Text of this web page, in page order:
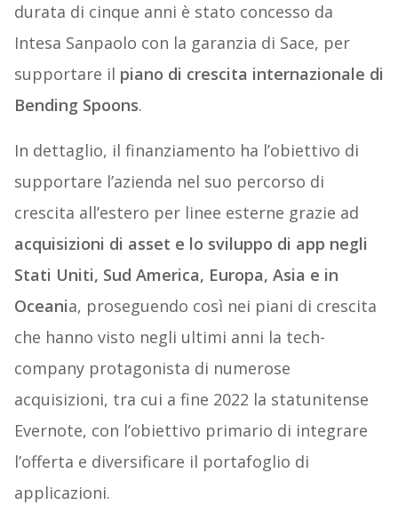
durata di cinque anni è stato concesso da
Intesa Sanpaolo con la garanzia di Sace, per
supportare il piano di crescita internazionale di
Bending Spoons.
In dettaglio, il finanziamento ha l’obiettivo di
supportare l’azienda nel suo percorso di
crescita all’estero per linee esterne grazie ad
acquisizioni di asset e lo sviluppo di app negli
Stati Uniti, Sud America, Europa, Asia e in
Oceania, proseguendo così nei piani di crescita
che hanno visto negli ultimi anni la tech-
company protagonista di numerose
acquisizioni, tra cui a fine 2022 la statunitense
Evernote, con l’obiettivo primario di integrare
l’offerta e diversificare il portafoglio di
applicazioni.